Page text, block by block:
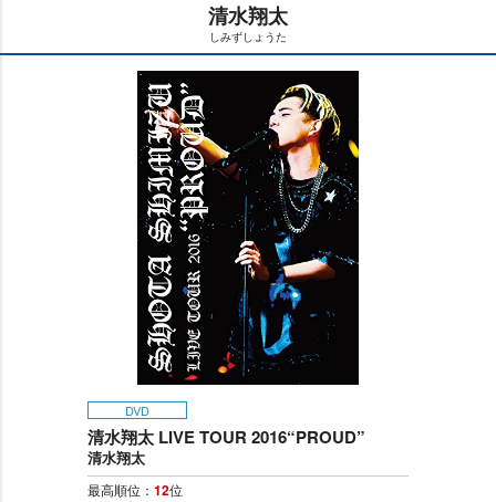
清水翔太
しみずしょうた
DVD
清水翔太 LIVE TOUR 2016“PROUD”
清水翔太
最高順位： 12位